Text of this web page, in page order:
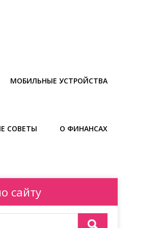
МОБИЛЬНЫЕ УСТРОЙСТВА
СОВЕТЫ О ФИНАНСАХ
сайту